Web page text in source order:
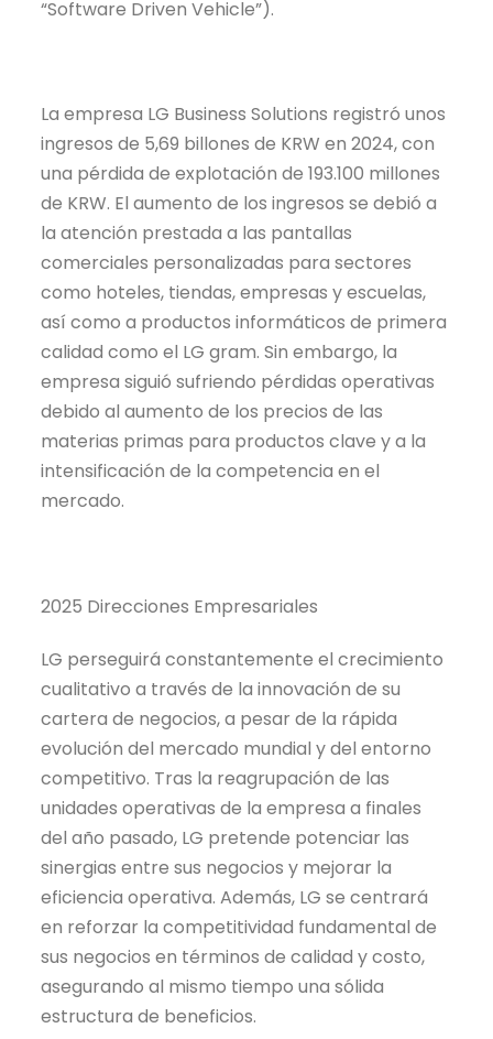
“Software Driven Vehicle”).
La empresa LG Business Solutions registró unos
ingresos de 5,69 billones de KRW en 2024, con
una pérdida de explotación de 193.100 millones
de KRW. El aumento de los ingresos se debió a
la atención prestada a las pantallas
comerciales personalizadas para sectores
como hoteles, tiendas, empresas y escuelas,
así como a productos informáticos de primera
calidad como el LG gram. Sin embargo, la
empresa siguió sufriendo pérdidas operativas
debido al aumento de los precios de las
materias primas para productos clave y a la
intensificación de la competencia en el
mercado.
2025 Direcciones Empresariales
LG perseguirá constantemente el crecimiento
cualitativo a través de la innovación de su
cartera de negocios, a pesar de la rápida
evolución del mercado mundial y del entorno
competitivo. Tras la reagrupación de las
unidades operativas de la empresa a finales
del año pasado, LG pretende potenciar las
sinergias entre sus negocios y mejorar la
eficiencia operativa. Además, LG se centrará
en reforzar la competitividad fundamental de
sus negocios en términos de calidad y costo,
asegurando al mismo tiempo una sólida
estructura de beneficios.